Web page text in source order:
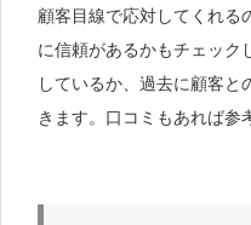
顧客目線で応対してくれる
に信頼があるかもチェック
しているか、過去に顧客
きます。口コミもあれば参